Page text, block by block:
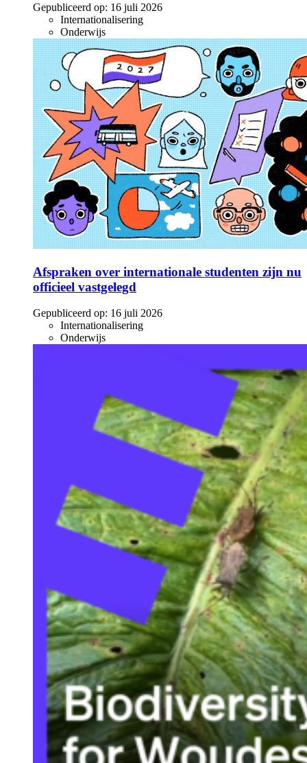
Gepubliceerd op: 16 juli 2026
Internationalisering
Onderwijs
Afspraken over internationale studenten zijn nu
officieel vastgelegd
Gepubliceerd op: 16 juli 2026
Internationalisering
Onderwijs